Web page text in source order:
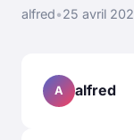
alfred•25 avril
A alfred